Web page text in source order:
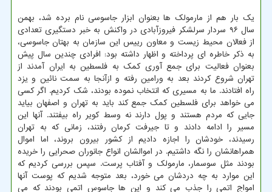
یک بار هم از مارمولک ها بعنوان ابزار جاسوسی نام برده شد، بهمن
سال ۹۶ سردار سرلشکر فیروزآبادی در واکنش به خبر دستگیری تعدادی
از فعالان محیط زیست و معاون رییس این سازمان به بهتان جاسوسی،
به ذکر خاطره ای پرداخته و اظهار داشته بود: افرادی چندین سال پیش
بعنوان فعالیت برای جمع آوری کمک به فلسطین به ایران آمدند از
تهران شروع کردند بعد به ورامین رفته و ازآنجا به سمت نائین و یزد
راه افتادند. ما به مسیری که انتخاب نموده بودند، شک کردیم. اگر کسی
می خواهد برای فلسطین کمک جمع کند باید به تهران و اصفهان بیاید
جایی که مردم هستند و پول دارند نه وسط کویر راه بیفتند. آنها این
مسیر را ادامه دادند و تا جیرفت کرمان رفتند، زمانی که به تهران
رسیدند، خودشان را اجازه دادیم از کشور بیرون بروند، اما اموال
همراهانشان را نگه داشتیم. در اموالشان انواع جانوران صحرایی را خریده
بودند مثل سوسمار، مارمولک و آفتاب پرست. سپس بررسی کردیم که
این موارد به چه دردشان می خورد، بعد متوجه شدیم که پوست آنها
امواج اتمی را جذب می کند و این ها جاسوس اتمی بودند که می